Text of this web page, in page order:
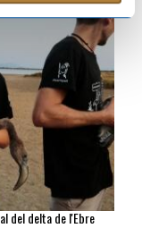
del delta de l'Ebre